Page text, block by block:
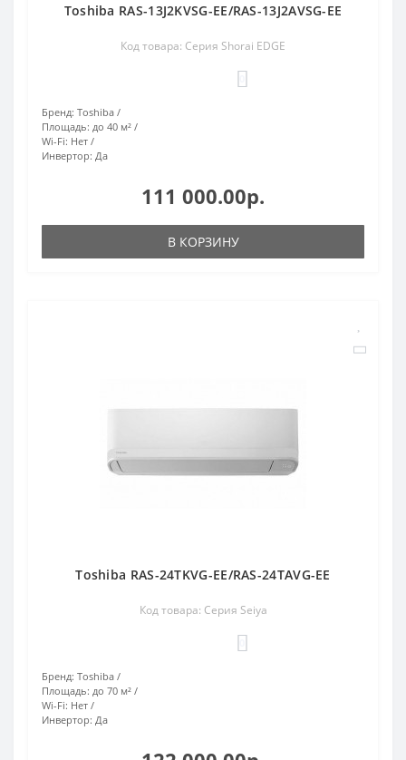
Toshiba RAS-13J2KVSG-EE/RAS-13J2AVSG-EE
Код товара: Серия Shorai EDGE
Бренд: Toshiba
Площадь: до 40 м²
Wi-Fi: Нет
Инвертор: Да
111 000.00р.
В КОРЗИНУ
Toshiba RAS-24TKVG-EE/RAS-24TAVG-EE
Код товара: Серия Seiya
Бренд: Toshiba
Площадь: до 70 м²
Wi-Fi: Нет
Инвертор: Да